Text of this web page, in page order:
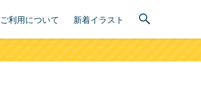
ご利用について 新着イラスト